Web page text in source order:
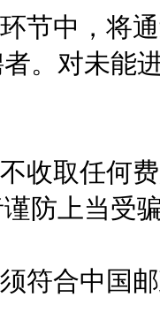
中，将通
。对未能
取任何费
防上当受
合中国邮